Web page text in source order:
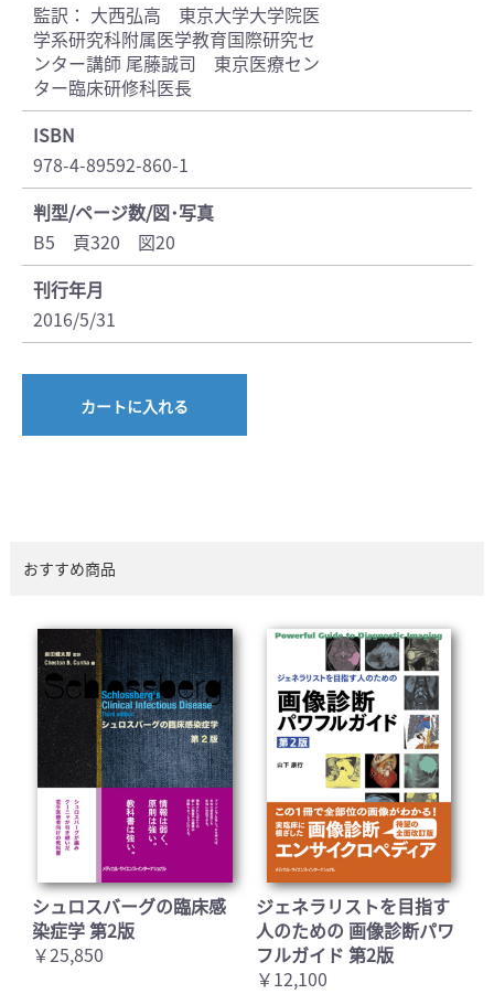
監訳： 大西弘高 東京大学大学院医
学系研究科附属医学教育国際研究セ
ンター講師 尾藤誠司 東京医療セン
ター臨床研修科医長
ISBN
978-4-89592-860-1
判型/ページ数/図･写真
B5 頁320 図20
刊行年月
2016/5/31
カートに入れる
おすすめ商品
シュロスバーグの臨床感
染症学 第2版
￥25,850
ジェネラリストを目指す
人のための 画像診断パワ
フルガイド 第2版
￥12,100